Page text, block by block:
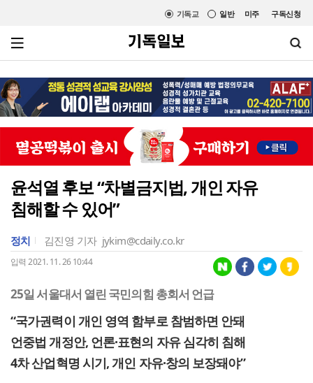
미주 구독신청
일반
기독교
윤석열 후보 “차별금지법, 개인 자유
침해할 수 있어”
정치 김진영 기자 jykim@cdaily.co.kr
입력 2021. 11. 26 10:44
25일 서울대서 열린 국민의힘 총회서 언급
“국가권력이 개인 영역 함부로 참범하면 안돼
언중법 개정안, 언론·표현의 자유 심각히 침해
4차 산업혁명 시기, 개인 자유·창의 보장돼야”